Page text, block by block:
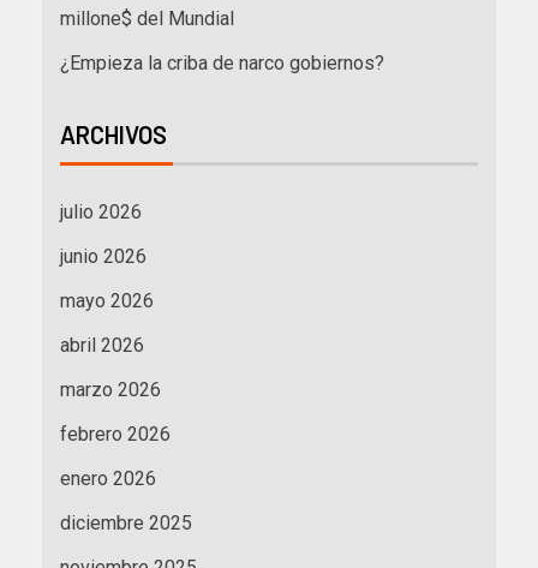
millone$ del Mundial
¿Empieza la criba de narco gobiernos?
ARCHIVOS
julio 2026
junio 2026
mayo 2026
abril 2026
marzo 2026
febrero 2026
enero 2026
diciembre 2025